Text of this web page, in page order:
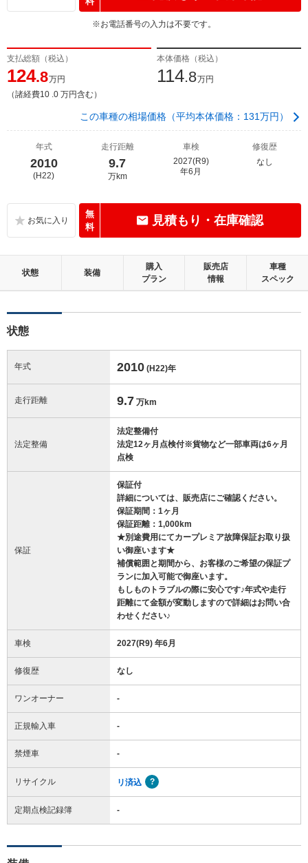
※お電話番号の入力は不要です。
支払総額（税込）
124.8万円
（諸経費10 .0 万円含む）
本体価格（税込）
114.8万円
この車種の相場価格（平均本体価格：131万円）
年式
2010
(H22)
走行距離
9.7
万km
車検
2027(R9)
年6月
修復歴
なし
無
料
見積もり・在庫確認
状態 装備
購入
プラン
販売店
情報
車種
スペック
状態
年式 2010 (H22)年
走行距離 9.7 万km
法定整備
法定整備付
法定12ヶ月点検付※貨物など一部車両は6ヶ月
点検
保証
保証付
詳細については、販売店にご確認ください。
保証期間：1ヶ月
保証距離：1,000km
★別途費用にてカープレミア故障保証お取り扱
い御座います★
補償範囲と期間から、お客様のご希望の保証プ
ランに加入可能で御座います。
もしものトラブルの際に安心です♪年式や走行
距離にて金額が変動しますので詳細はお問い合
わせください♪
車検 2027(R9) 年6月
修復歴 なし
ワンオーナー -
正規輸入車 -
禁煙車 -
リサイクル リ済込
定期点検記録簿 -